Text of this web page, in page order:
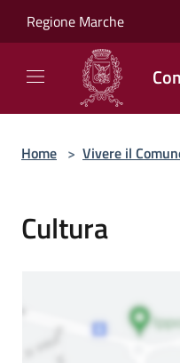
Regione Marche
Home > Vivere il
Cultura